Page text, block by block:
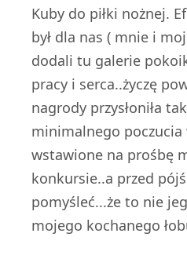
Kuby do piłki nożnej.
był dla nas ( mnie i
dodali tu galerie
pracy i serca..życzę
nagrody przysłoniła
minimalnego
wstawione na prośbę
konkursie..a przed
pomyśleć...że to nie
mojego kochanego